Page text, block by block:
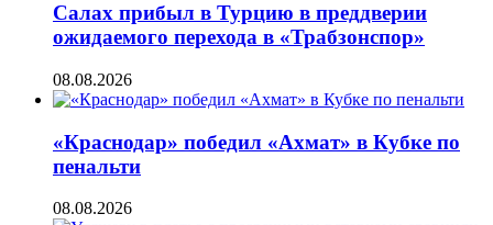
Салах прибыл в Турцию в преддверии
ожидаемого перехода в «Трабзонспор»
08.08.2026
«Краснодар» победил «Ахмат» в Кубке по
пенальти
08.08.2026